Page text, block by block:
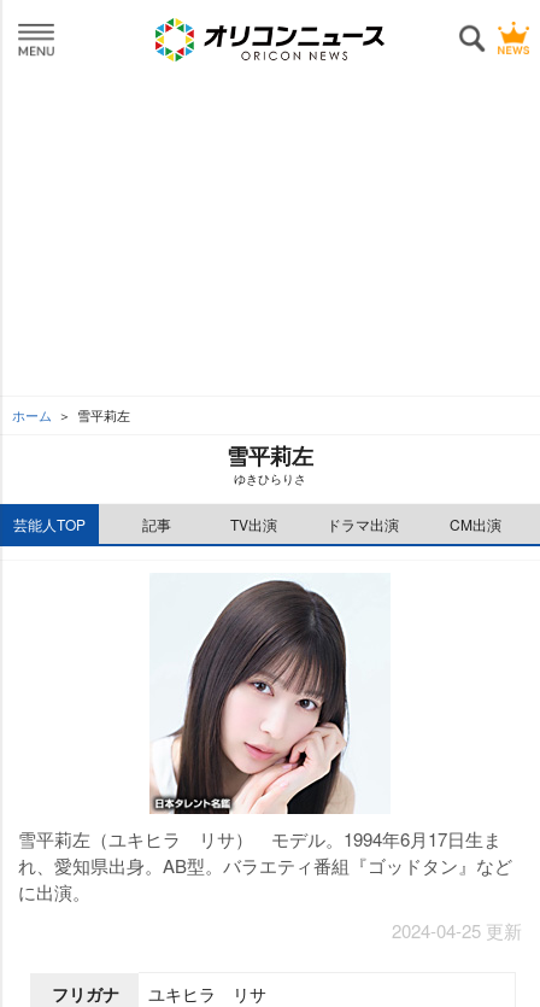
ホーム 雪平莉左
雪平莉左
ゆきひらりさ
芸能人TOP 記事 TV出演 ドラマ出演 CM出演
雪平莉左（ユキヒラ リサ） モデル。1994年6月17日生ま
れ、愛知県出身。AB型。バラエティ番組『ゴッドタン』など
に出演。
2024-04-25 更新
フリガナ
ユキヒラ リサ